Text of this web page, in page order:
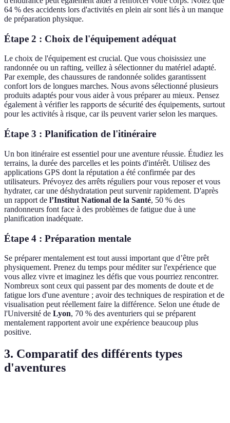
64 % des accidents lors d'activités en plein air sont liés à un manque
de préparation physique.
Étape 2 : Choix de l'équipement adéquat
Le choix de l'équipement est crucial. Que vous choisissiez une
randonnée ou un rafting, veillez à sélectionner du matériel adapté.
Par exemple, des chaussures de randonnée solides garantissent
confort lors de longues marches. Nous avons sélectionné plusieurs
produits adaptés pour vous aider à vous préparer au mieux. Pensez
également à vérifier les rapports de sécurité des équipements, surtout
pour les activités à risque, car ils peuvent varier selon les marques.
Étape 3 : Planification de l'itinéraire
Un bon itinéraire est essentiel pour une aventure réussie. Étudiez les
terrains, la durée des parcelles et les points d'intérêt. Utilisez des
applications GPS dont la réputation a été confirmée par des
utilisateurs. Prévoyez des arrêts réguliers pour vous reposer et vous
hydrater, car une déshydratation peut survenir rapidement. D'après
un rapport de l’Institut National de la Santé, 50 % des
randonneurs font face à des problèmes de fatigue due à une
planification inadéquate.
Étape 4 : Préparation mentale
Se préparer mentalement est tout aussi important que d’être prêt
physiquement. Prenez du temps pour méditer sur l'expérience que
vous allez vivre et imaginez les défis que vous pourriez rencontrer.
Nombreux sont ceux qui passent par des moments de doute et de
fatigue lors d'une aventure ; avoir des techniques de respiration et de
visualisation peut réellement faire la différence. Selon une étude de
l'Université de Lyon, 70 % des aventuriers qui se préparent
mentalement rapportent avoir une expérience beaucoup plus
positive.
3. Comparatif des différents types
d'aventures